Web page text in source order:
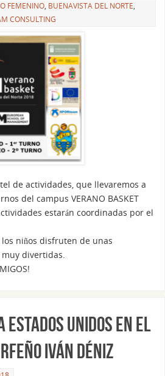
FEMENINO, BUENAVISTA DEL NORTE,
CONSULTING
de actividades, que llevaremos a
del campus VERANO BASKET
estarán coordinadas por el
niños disfruten de unas
divertidas.
Estados Unidos en el
Iván Déniz